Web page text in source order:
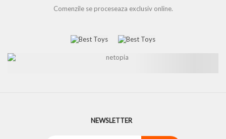
Comenzile se proceseaza exclusiv online.
NEWSLETTER